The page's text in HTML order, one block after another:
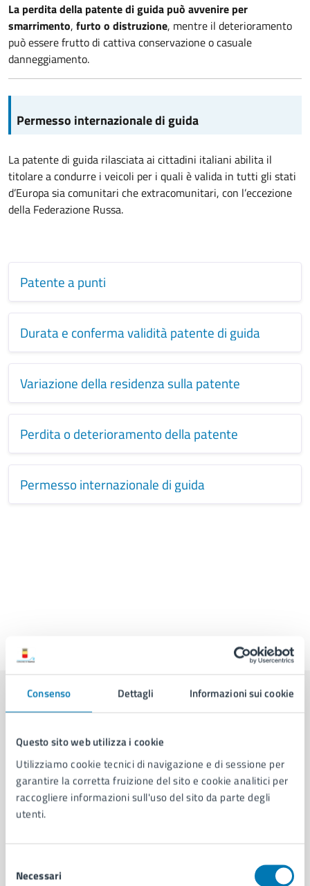
Consenso Dettagli Informazioni sui cookie
Questo sito web utilizza i cookie
Utilizziamo cookie tecnici di navigazione e di sessione per
garantire la corretta fruizione del sito e cookie analitici per
raccogliere informazioni sull'uso del sito da parte degli
utenti.
delNecessari
La perdita della patente di guida può avvenire per
smarrimento, furto o distruzione, mentre il deterioramento
può essere frutto di cattiva conservazione o casuale
danneggiamento.
Permesso internazionale di guida
La patente di guida rilasciata ai cittadini italiani abilita il
titolare a condurre i veicoli per i quali è valida in tutti gli stati
d’Europa sia comunitari che extracomunitari, con l’eccezione
della Federazione Russa.
Patente a punti
Durata e conferma validità patente di guida
Variazione della residenza sulla patente
Perdita o deterioramento della patente
Permesso internazionale di guida
Ultimo aggiornamento:
Contenuti correlati
Amministrazione
Area Sicurezza
Servizio Polizia Locale